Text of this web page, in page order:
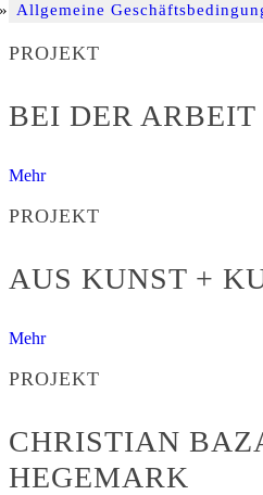
Allgemeine
PROJEKT
BEI DER ARBEIT
Mehr
PROJEKT
AUS KUNST +
Mehr
PROJEKT
CHRISTIAN
HEGEMARK